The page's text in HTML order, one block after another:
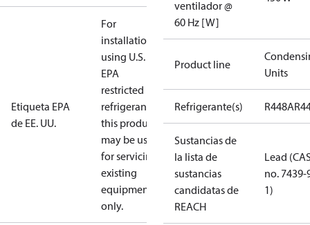
Etiqueta EPA
de EE. UU.
For
installations
using U.S.
EPA
restricted
refrigerants,
this product
may be used
for servicing
existing
equipment
only.
ventilador @
60 Hz [W]
Product line
Units
Refrigerante(s) R448A
Sustancias de
la lista de
sustancias
candidatas de
REACH
Lead
no. 7439-
1)